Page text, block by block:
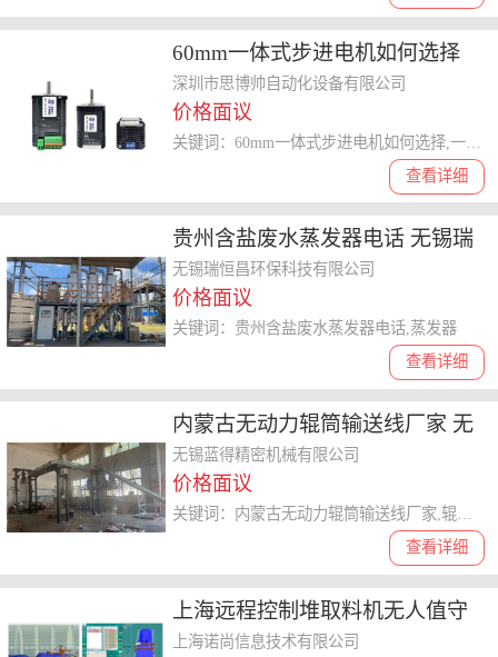
60mm一体式步进电机如何选择
源头厂家 深圳市思博帅自动化设
备供应
深圳市思博帅自动化设备有限公司
价格面议
查看详细
贵州含盐废水蒸发器电话 无锡瑞
恒昌环保科技供应
无锡瑞恒昌环保科技有限公司
价格面议
查看详细
关键词：贵州含盐废水蒸发器电话,蒸发器
内蒙古无动力辊筒输送线厂家 无
锡市蓝得精密机械供应
无锡蓝得精密机械有限公司
价格面议
查看详细
关键词：内蒙古无动力辊筒输送线厂家,辊筒输送线
上海远程控制堆取料机无人值守
系统 上海诺尚信息供应
上海诺尚信息技术有限公司